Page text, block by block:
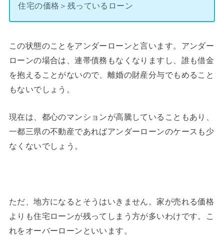
住宅の価格＞残っているローン
この状態のことをアンダーローンと言います。アンダー
ローンの場合は、連帯債務もなくなりますし、誰も借金
を抱えることがないので、離婚の財産分与でもめること
もないでしょう。
現在は、都心のマンションが高騰していることもあり、
一都三県の不動産であればアンダーローンのケースも少
なくないでしょう。
ただ、地方になるとそうはいきません。家が売れる価格
よりも住宅ローンが残ってしまう方が多いわけです。こ
れをオーバーローンといいます。